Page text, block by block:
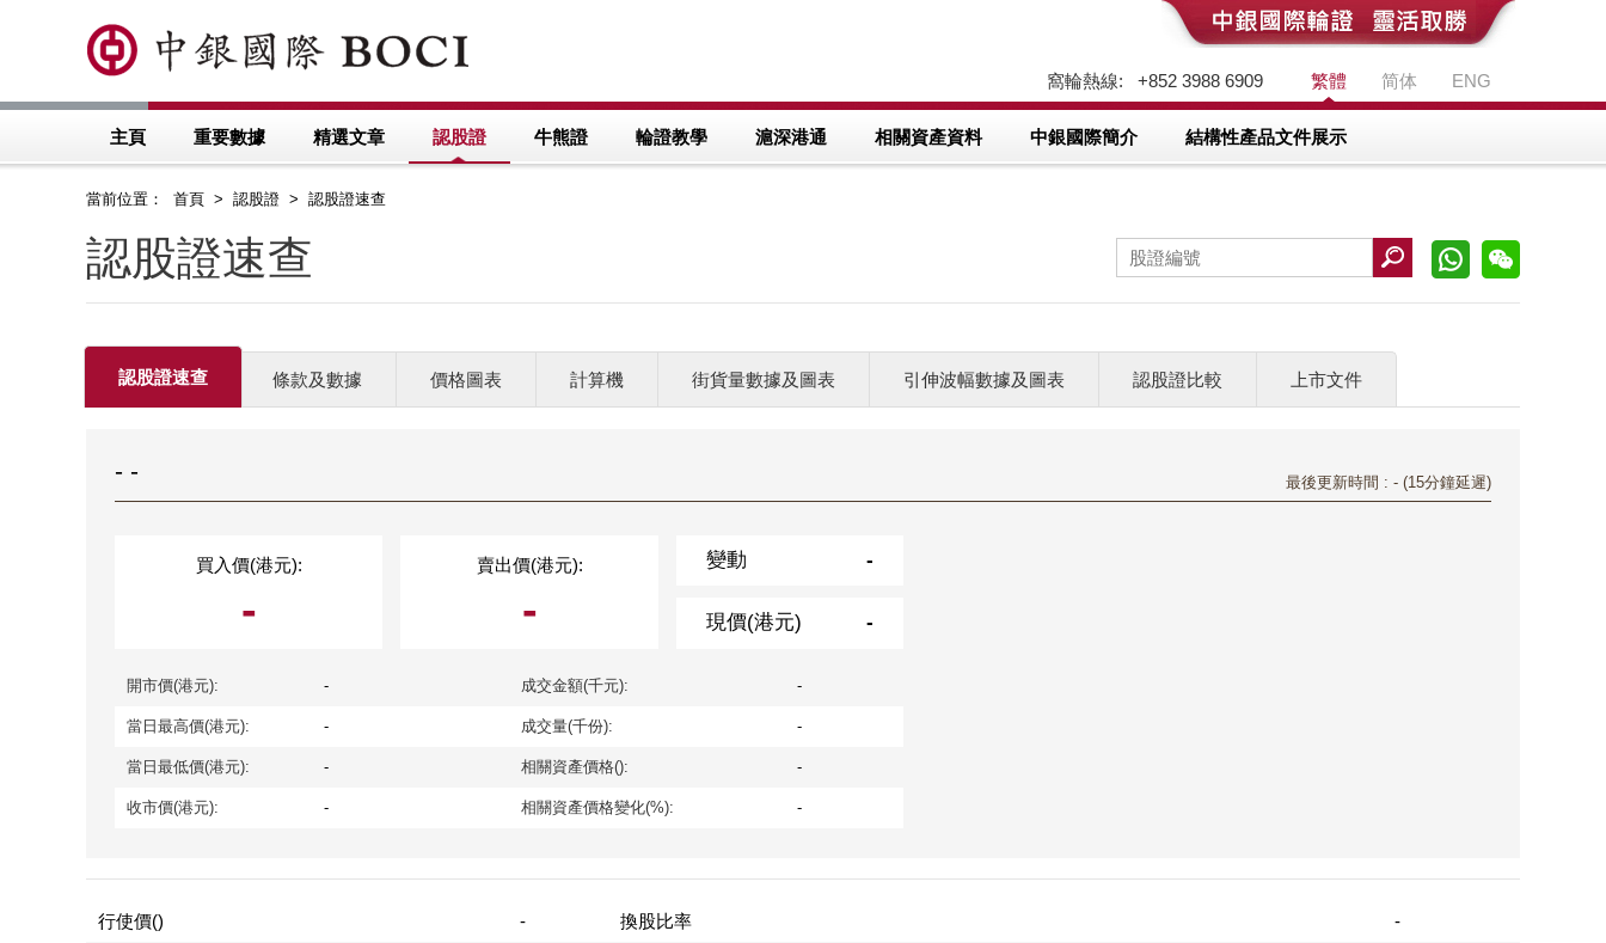
繁體 简体 ENG
窩輪熱線: +852 3988 6909
主頁 重要數據 精選文章 認股證 牛熊證 輪證教學 滬深港通 相關資產資料 中銀國際簡介 結構性產品文件展示
當前位置： 首頁 > 認股證 > 認股證速查
認股證速查
認股證速查 條款及數據 價格圖表 計算機 街貨量數據及圖表 引伸波幅數據及圖表 認股證比較 上市文件
- - 最後更新時間 : - (15分鐘延遲)
買入價(港元):
-
賣出價(港元):
-
變動 -
現價(港元) -
開市價(港元): - 成交金額(千元): -
當日最高價(港元): - 成交量(千份): -
當日最低價(港元): - 相關資產價格(): -
收市價(港元): - 相關資產價格變化(%): -
行使價() - 換股比率 -